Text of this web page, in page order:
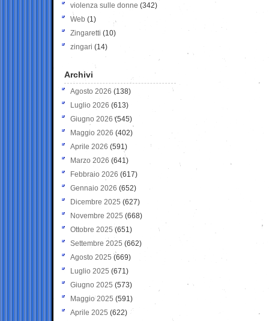
violenza sulle donne (342)
Web (1)
Zingaretti (10)
zingari (14)
Archivi
Agosto 2026 (138)
Luglio 2026 (613)
Giugno 2026 (545)
Maggio 2026 (402)
Aprile 2026 (591)
Marzo 2026 (641)
Febbraio 2026 (617)
Gennaio 2026 (652)
Dicembre 2025 (627)
Novembre 2025 (668)
Ottobre 2025 (651)
Settembre 2025 (662)
Agosto 2025 (669)
Luglio 2025 (671)
Giugno 2025 (573)
Maggio 2025 (591)
Aprile 2025 (622)